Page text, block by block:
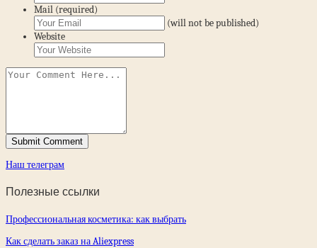
Mail (required)
(will not be published)
Website
Наш телеграм
Полезные ссылки
Профессиональная косметика: как выбрать
Как сделать заказ на Aliexpress